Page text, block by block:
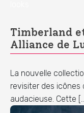
Timberland
Alliance de
La nouvelle
revisiter des
audacieuse. Cette